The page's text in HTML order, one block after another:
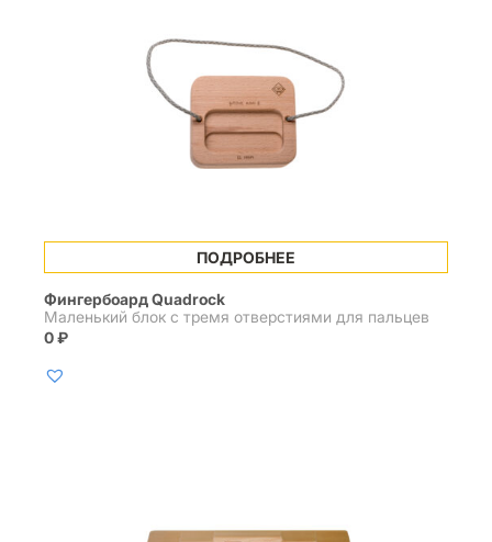
ПОДРОБНЕЕ
Фингербоард Quadrock
Маленький блок с тремя отверстиями для пальцев
0₽